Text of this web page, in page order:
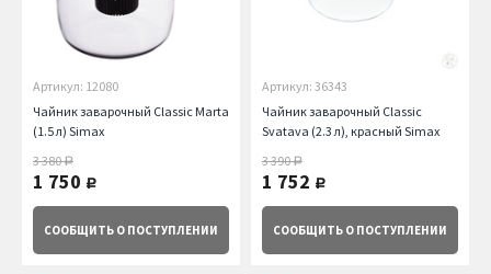
Артикул: 12080
Чайник заварочный Classic Marta
(1.5 л) Simax
3 380руб.
1 750 руб.
СООБЩИТЬ О ПОСТУПЛЕНИИ
Артикул: 36343
Чайник заварочный Classic
Svatava (2.3 л), красный Simax
3 390руб.
1 752 руб.
СООБЩИТЬ О ПОСТУПЛЕНИИ